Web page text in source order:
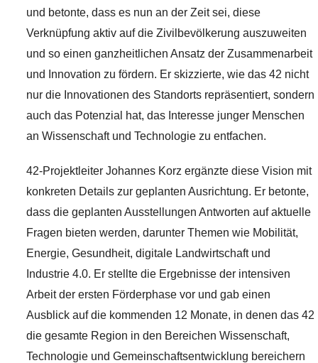
und betonte, dass es nun an der Zeit sei, diese
Verknüpfung aktiv auf die Zivilbevölkerung auszuweiten
und so einen ganzheitlichen Ansatz der Zusammenarbeit
und Innovation zu fördern. Er skizzierte, wie das 42 nicht
nur die Innovationen des Standorts repräsentiert, sondern
auch das Potenzial hat, das Interesse junger Menschen
an Wissenschaft und Technologie zu entfachen.
42-Projektleiter Johannes Korz ergänzte diese Vision mit
konkreten Details zur geplanten Ausrichtung. Er betonte,
dass die geplanten Ausstellungen Antworten auf aktuelle
Fragen bieten werden, darunter Themen wie Mobilität,
Energie, Gesundheit, digitale Landwirtschaft und
Industrie 4.0. Er stellte die Ergebnisse der intensiven
Arbeit der ersten Förderphase vor und gab einen
Ausblick auf die kommenden 12 Monate, in denen das 42
die gesamte Region in den Bereichen Wissenschaft,
Technologie und Gemeinschaftsentwicklung bereichern